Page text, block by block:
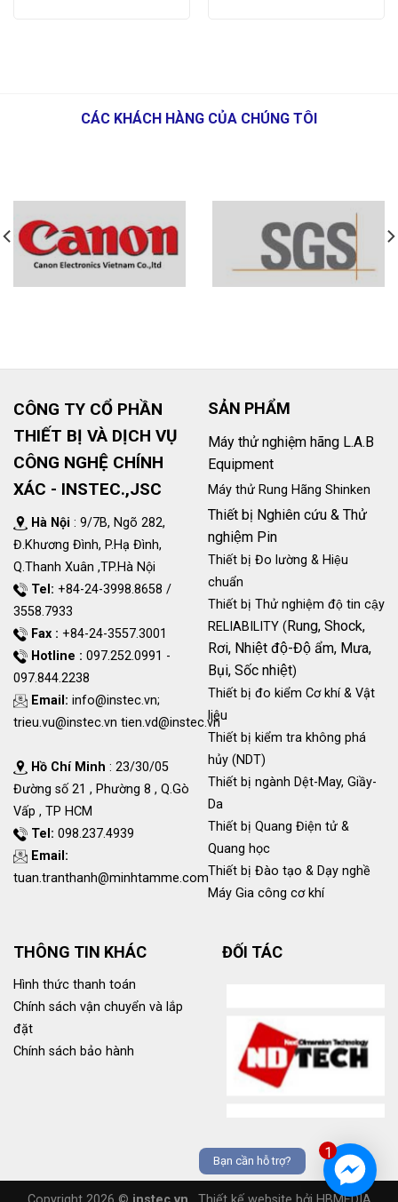
CÁC KHÁCH HÀNG CỦA CHÚNG TÔI
CÔNG TY CỔ PHẦN
THIẾT BỊ VÀ DỊCH VỤ
CÔNG NGHỆ CHÍNH
XÁC - INSTEC.,JSC
Hà Nội : 9/7B, Ngõ 282,
Đ.Khương Đình, P.Hạ Đình,
Q.Thanh Xuân ,TP.Hà Nội
Tel: +84-24-3998.8658 /
3558.7933
Fax : +84-24-3557.3001
Hotline : 097.252.0991 -
097.844.2238
Email: info@instec.vn;
trieu.vu@instec.vn tien.vd@instec.vn
Hồ Chí Minh : 23/30/05
Đường số 21 , Phường 8 , Q.Gò
Vấp , TP HCM
Tel: 098.237.4939
Email:
tuan.tranthanh@minhtamme.com
SẢN PHẨM
Máy thử nghiệm hãng L.A.B
Equipment
Máy thử Rung Hãng Shinken
Thiết bị Nghiên cứu & Thử
nghiệm Pin
Thiết bị Đo lường & Hiệu
chuẩn
Thiết bị Thử nghiệm độ tin cậy
RELIABILITY (Rung, Shock,
Rơi, Nhiệt độ-Độ ẩm, Mưa,
Bụi, Sốc nhiệt)
Thiết bị đo kiểm Cơ khí & Vật
liệu
Thiết bị kiểm tra không phá
hủy (NDT)
Thiết bị ngành Dệt-May, Giầy-
Da
Thiết bị Quang Điện tử &
Quang học
Thiết bị Đào tạo & Dạy nghề
Máy Gia công cơ khí
THÔNG TIN KHÁC
Hình thức thanh toán
Chính sách vận chuyển và lắp
đặt
Chính sách bảo hành
ĐỐI TÁC
1
Bạn cần hỗ trợ?